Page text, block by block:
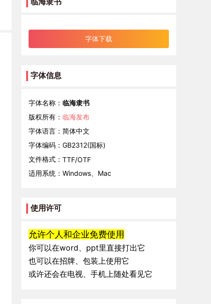
字体下载
字体信息
字体名称： 临海隶书
版权所有： 临海发布
字体语言： 简体中文
字体编码： GB2312(国标)
文件格式： TTF/OTF
适用系统： Windows、Mac
使用许可
允许个人和企业免费使用
你可以在word、ppt里直接打出它
也可以在招牌、包装上使用它
或许还会在电视、手机上随处看见它